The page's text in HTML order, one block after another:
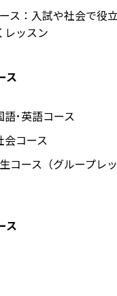
ス：入試や社会で役
レッスン
ス
･英語コース
会コース
コース（グループレ
ス